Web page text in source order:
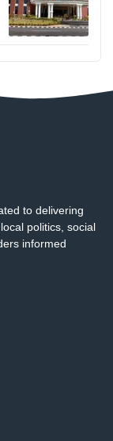
to delivering
politics, social
informed